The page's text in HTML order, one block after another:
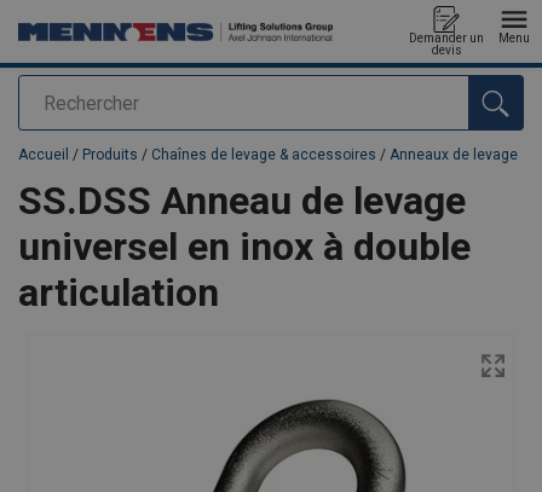
Rechercher
Demander un
devis
Menu
Ajouté au panier
Accueil / Produits / Chaînes de levage & accessoires / Anneaux de levage
SS.DSS Anneau de levage
universel en inox à double
articulation